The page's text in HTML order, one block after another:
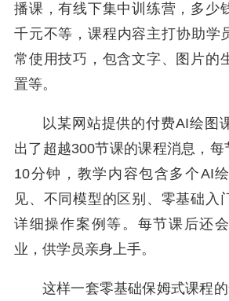
播课，有线下集中训练营，多少
千元不等，课程内容主打协助学
常使用技巧，包含文字、图片的
置等。
以某网站提供的付费AI绘图
出了超越300节课的课程消息，
10分钟，教学内容包含多个AI
见、不同模型的区别、零基础入
详细操作案例等。每节课后还
业，供学员亲身上手。
这样一套零基础保姆式课程